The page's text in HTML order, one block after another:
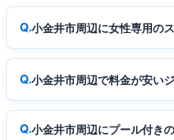
小金井市周辺に女性専用の
小金井市周辺で料金が安い
小金井市周辺にプール付き